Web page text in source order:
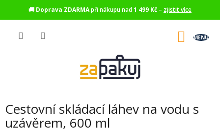
🚚 Doprava ZDARMApři nákupu nad1 499 Kč – zjistit více
Cestovní skládací láhev na vodu s
uzávěrem, 600 ml